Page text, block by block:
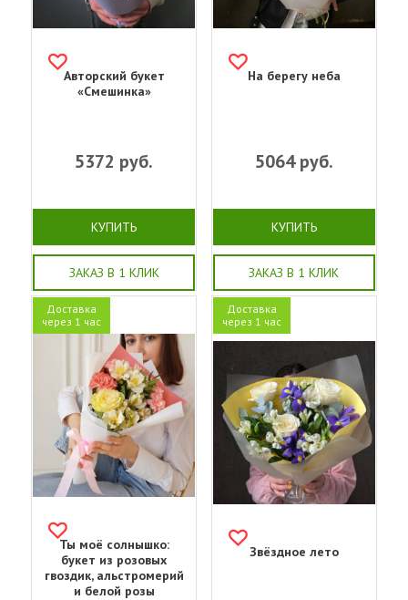
Авторский букет
«Смешинка»
5372 руб.
КУПИТЬ
ЗАКАЗ В 1 КЛИК
На берегу неба
5064руб.
КУПИТЬ
ЗАКАЗ В 1 КЛИК
Доставка
через 1 час
Ты моё солнышко:
букет из розовых
гвоздик, альстромерий
и белой розы
Доставка
через 1 час
Звёздное лето